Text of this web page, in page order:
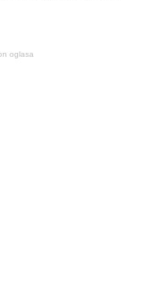
oglasa